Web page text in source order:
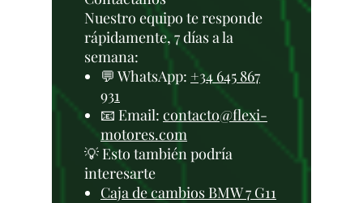
Nuestro equipo te responde
rápidamente, 7 días a la
semana:
💬 WhatsApp: +34 645 867
931
📧 Email: contacto@flexi-
motores.com
💡 Esto también podría
interesarte
Caja de cambios BMW 7 G11